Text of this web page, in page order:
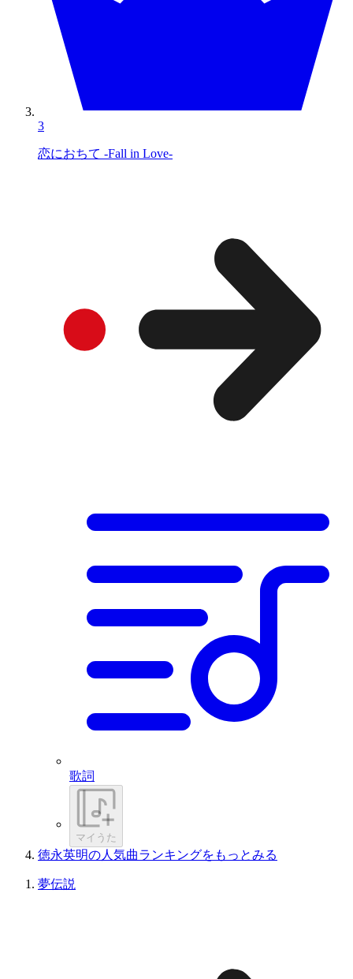
3
恋におちて -Fall in Love-
歌詞
マイうた
徳永英明の人気曲ランキングをもっとみる
夢伝説